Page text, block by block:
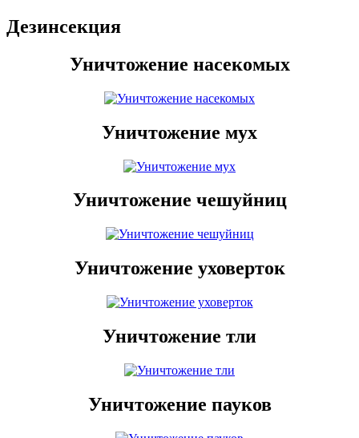
Дезинсекция
Уничтожение насекомых
Уничтожение мух
Уничтожение чешуйниц
Уничтожение уховерток
Уничтожение тли
Уничтожение пауков